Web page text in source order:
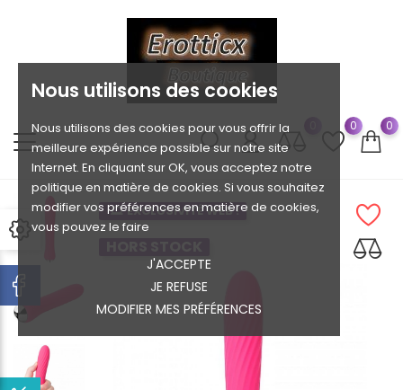
Nous utilisons des cookies
Nous utilisons des cookies pour vous offrir la
meilleure expérience possible sur notre site
Internet. En cliquant sur OK, vous acceptez notre
politique en matière de cookies. Si vous souhaitez
modifier vos préférences en matière de cookies,
vous pouvez le faire
J'ACCEPTE
JE REFUSE
MODIFIER MES PRÉFÉRENCES
0 0
EXCLUSIVITÉ WEB !